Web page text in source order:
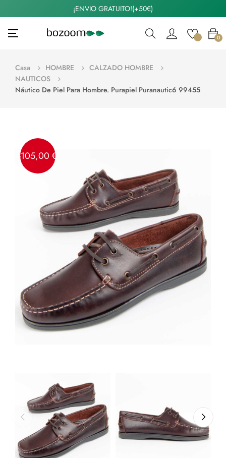
¡ENVIO GRATUITO!(+50€)
Navegación
☰ 0
Casa HOMBRE
CALZADO HOMBRE
NAUTICOS
Náutico De Piel Para Hombre. Purapiel Puranautic6 99455
-105,00 €